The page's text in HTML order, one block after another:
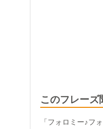
このフレーズ
「フォロミー♪フ